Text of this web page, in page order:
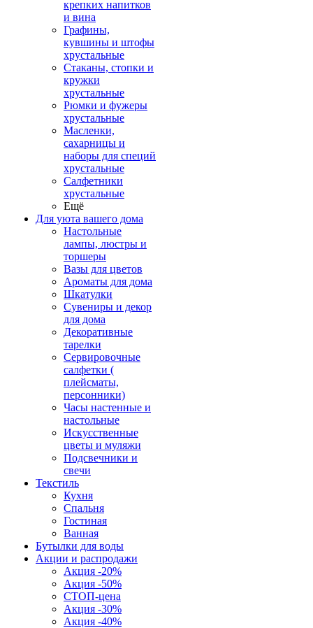
крепких напитков
и вина
Графины,
кувшины и штофы
хрустальные
Стаканы, стопки и
кружки
хрустальные
Рюмки и фужеры
хрустальные
Масленки,
сахарницы и
наборы для специй
хрустальные
Салфетники
хрустальные
Ещё
Для уюта вашего дома
Настольные
лампы, люстры и
торшеры
Вазы для цветов
Ароматы для дома
Шкатулки
Сувениры и декор
для дома
Декоративные
тарелки
Сервировочные
салфетки (
плейсматы,
персонники)
Часы настенные и
настольные
Искусственные
цветы и муляжи
Подсвечники и
свечи
Текстиль
Кухня
Спальня
Гостиная
Ванная
Бутылки для воды
Акции и распродажи
Акция -20%
Акция -50%
СТОП-цена
Акция -30%
Акция -40%